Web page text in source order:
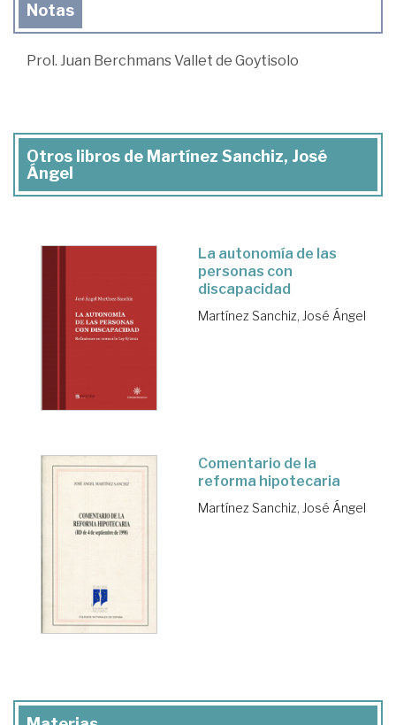
Notas
Prol. Juan Berchmans Vallet de Goytisolo
Otros libros de Martínez Sanchiz, José
Ángel
La autonomía de las
personas con
discapacidad
Martínez Sanchiz, José Ángel
Comentario de la
reforma hipotecaria
Martínez Sanchiz, José Ángel